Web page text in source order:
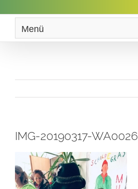
Menü
IMG-20190317-WA0026